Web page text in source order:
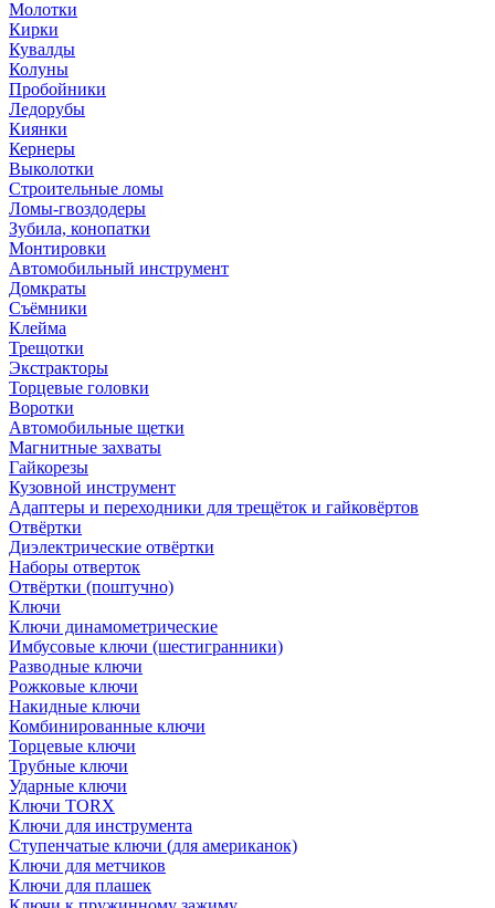
Молотки
Кирки
Кувалды
Колуны
Пробойники
Ледорубы
Киянки
Кернеры
Выколотки
Строительные ломы
Ломы-гвоздодеры
Зубила, конопатки
Монтировки
Автомобильный инструмент
Домкраты
Съёмники
Клейма
Трещотки
Экстракторы
Торцевые головки
Воротки
Автомобильные щетки
Магнитные захваты
Гайкорезы
Кузовной инструмент
Адаптеры и переходники для трещёток и гайковёртов
Отвёртки
Диэлектрические отвёртки
Наборы отверток
Отвёртки (поштучно)
Ключи
Ключи динамометрические
Имбусовые ключи (шестигранники)
Разводные ключи
Рожковые ключи
Накидные ключи
Комбинированные ключи
Торцевые ключи
Трубные ключи
Ударные ключи
Ключи TORX
Ключи для инструмента
Ступенчатые ключи (для американок)
Ключи для метчиков
Ключи для плашек